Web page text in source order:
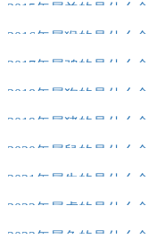
2015年属羊的是什么命
2016年属猴的是什么命
2017年属鸡的是什么命
2018年属狗的是什么命
2019年属猪的是什么命
2020年属鼠的是什么命
2021年属牛的是什么命
2022年属虎的是什么命
2023年属兔的是什么命